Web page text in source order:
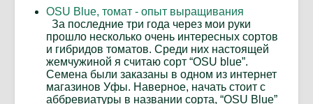
OSU Blue, томат - опыт выращивания
За последние три года через мои руки
прошло несколько очень интересных сортов
и гибридов томатов. Среди них настоящей
жемчужиной я считаю сорт “OSU blue”.
Семена были заказаны в одном из интернет
магазинов Уфы. Наверное, начать стоит с
аббревиатуры в названии сорта, “OSU Blue”